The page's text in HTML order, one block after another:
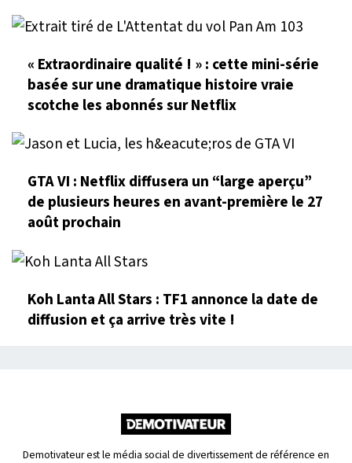
« Extraordinaire qualité ! » : cette mini-série
basée sur une dramatique histoire vraie
scotche les abonnés sur Netflix
GTA VI : Netflix diffusera un “large aperçu”
de plusieurs heures en avant-première le 27
août prochain
Koh Lanta All Stars : TF1 annonce la date de
diffusion et ça arrive très vite !
Demotivateur est le média social de divertissement de référence en